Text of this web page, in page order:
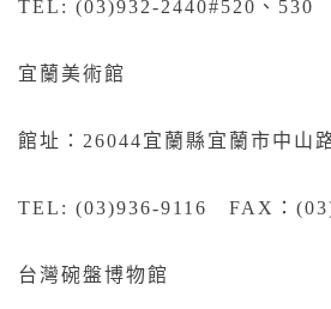
TEL: (03)932-2440#520、
宜蘭美術館
館址：26044宜蘭縣宜蘭市中山
TEL: (03)936-9116 FAX：
台灣碗盤博物館